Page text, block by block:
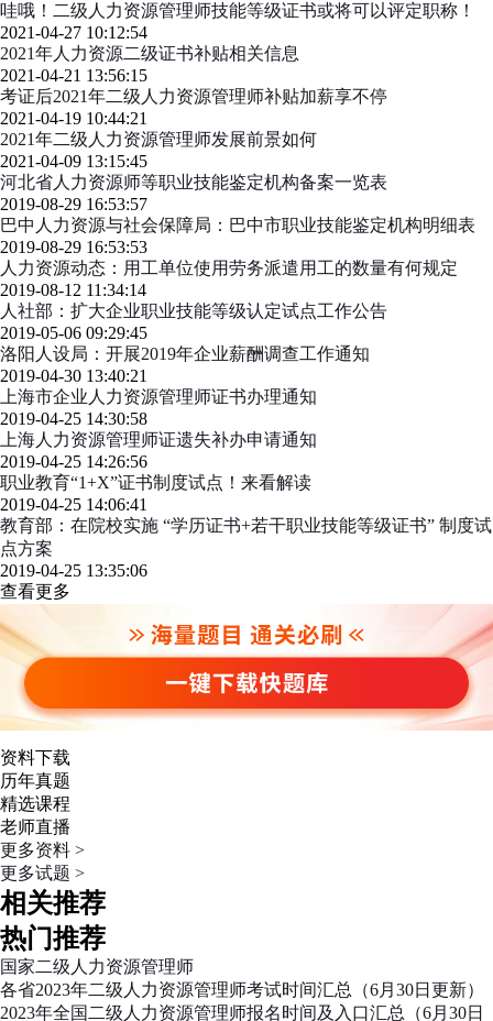
哇哦！二级人力资源管理师技能等级证书或将可以评定职称！
2021-04-27 10:12:54
2021年人力资源二级证书补贴相关信息
2021-04-21 13:56:15
考证后2021年二级人力资源管理师补贴加薪享不停
2021-04-19 10:44:21
2021年二级人力资源管理师发展前景如何
2021-04-09 13:15:45
河北省人力资源师等职业技能鉴定机构备案一览表
2019-08-29 16:53:57
巴中人力资源与社会保障局：巴中市职业技能鉴定机构明细表
2019-08-29 16:53:53
人力资源动态：用工单位使用劳务派遣用工的数量有何规定
2019-08-12 11:34:14
人社部：扩大企业职业技能等级认定试点工作公告
2019-05-06 09:29:45
洛阳人设局：开展2019年企业薪酬调查工作通知
2019-04-30 13:40:21
上海市企业人力资源管理师证书办理通知
2019-04-25 14:30:58
上海人力资源管理师证遗失补办申请通知
2019-04-25 14:26:56
职业教育“1+X”证书制度试点！来看解读
2019-04-25 14:06:41
教育部：在院校实施 “学历证书+若干职业技能等级证书” 制度试
点方案
2019-04-25 13:35:06
查看更多
资料下载
历年真题
精选课程
老师直播
更多资料 >
更多试题 >
相关推荐
热门推荐
国家二级人力资源管理师
各省2023年二级人力资源管理师考试时间汇总（6月30日更新）
2023年全国二级人力资源管理师报名时间及入口汇总（6月30日